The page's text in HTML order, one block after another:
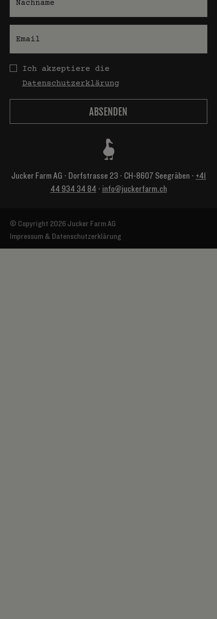
Datenschutz
Ich akzeptiere die
Datenschutzerklärung
Jucker Farm AG ⋅ Dorfstrasse 23 ⋅ CH-8607 Seegräben ⋅ +41
44 934 34 84 ⋅ info@juckerfarm.ch
© Copyright 2026 Jucker Farm AG
Impressum & Datenschutzerklärung